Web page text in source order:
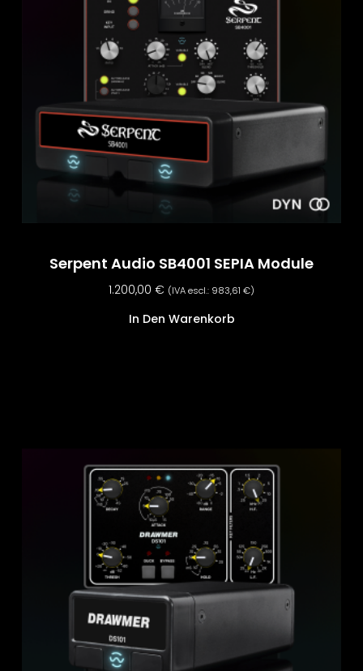
Serpent Audio SB4001 SEPIA Module
1.200,00 € (IVA escl.: 983,61 €)
In Den Warenkorb